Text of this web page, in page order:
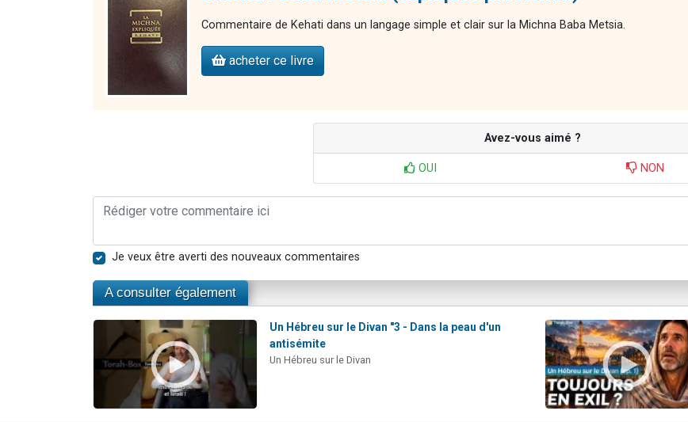
Commentaire de Kehati dans un langage simple et clair sur la Michna Baba Metsia.
acheter ce livre
Avez-vous aimé ?
OUI NON
Je veux être averti des nouveaux commentaires
A consulter également
Un Hébreu sur le Divan "3 - Dans la peau d'un
antisémite
Un Hébreu sur le Divan